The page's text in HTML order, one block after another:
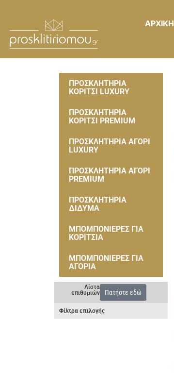
ΑΡΧΙΚΗ
ΠΡΟΣΚΛΗΤΗΡΙΑ
ΚΟΡΙΤΣΙ LUXURY
ΠΡΟΣΚΛΗΤΗΡΙΑ
ΚΟΡΙΤΣΙ PREMIUM
ΠΡΟΣΚΛΗΤΗΡΙΑ ΑΓΟΡΙ
LUXURY
ΠΡΟΣΚΛΗΤΗΡΙΑ ΑΓΟΡΙ
PREMIUM
ΠΡΟΣΚΛΗΤΗΡΙΑ
ΔΙΔΥΜΑ
ΜΠΟΜΠΟΝΙΕΡΕΣ ΓΙΑ
ΚΟΡΙΤΣΙΑ
ΜΠΟΜΠΟΝΙΕΡΕΣ ΓΙΑ
ΑΓΟΡΙΑ
Λίστα
επιθυμιών
Πατήστε εδώ
Φίλτρα επιλογής